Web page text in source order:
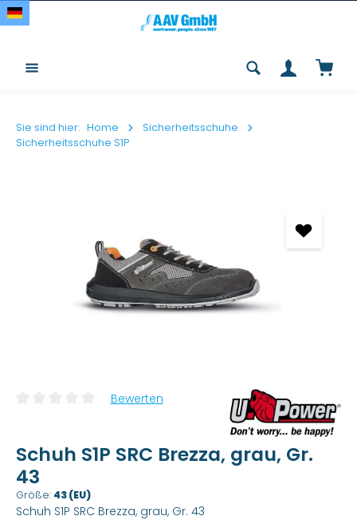
Zum Hauptinhalt springen
Sie sind hier: Home
Sicherheitsschuhe
Sicherheitsschuhe S1P
Durchschnittliche Bewertung von 0 von 5 Sternen
Bewerten
Schuh S1P SRC Brezza, grau, Gr.
43
Größe: 43 (EU)
Schuh S1P SRC Brezza, grau, Gr. 43